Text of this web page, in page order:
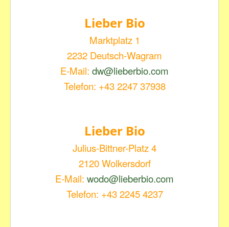
Lieber Bio
Marktplatz 1
2232 Deutsch-Wagram
E-Mail: dw@lieberbio.com
Telefon: +43 2247 37938
Lieber Bio
Julius-Bittner-Platz 4
2120 Wolkersdorf
E-Mail: wodo@lieberbio.com
Telefon: +43 2245 4237